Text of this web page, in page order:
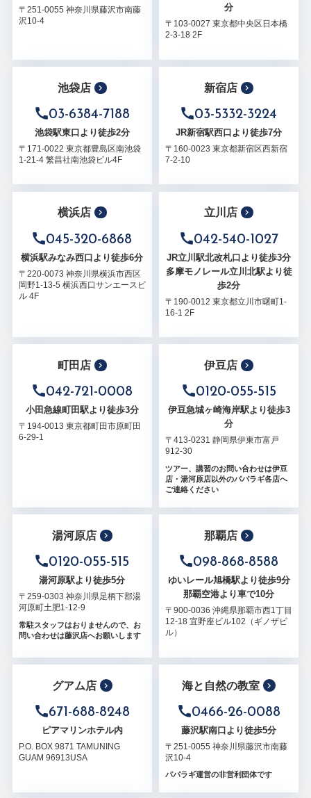
〒251-0055 神奈川県藤沢市南藤
沢10-4
分
〒103-0027 東京都中央区日本橋
2-3-18 2F
池袋店
03-6384-7188
池袋駅東口より徒歩2分
〒171-0022 東京都豊島区南池袋
1-21-4 繁昌社南池袋ビル4F
新宿店
03-5332-3224
JR新宿駅西口より徒歩7分
〒160-0023 東京都新宿区西新宿
7-2-10
横浜店
045-320-6868
横浜駅みなみ西口より徒歩6分
〒220-0073 神奈川県横浜市西区
岡野1-13-5 横浜西口サンエースビ
ル 4F
立川店
042-540-1027
JR立川駅北改札口より徒歩3分
多摩モノレール立川北駅より徒
歩2分
〒190-0012 東京都立川市曙町1-
16-1 2F
町田店
042-721-0008
小田急線町田駅より徒歩3分
〒194-0013 東京都町田市原町田
6-29-1
伊豆店
0120-055-515
伊豆急城ヶ崎海岸駅より徒歩3
分
〒413-0231 静岡県伊東市富戸
912-30
ツアー、講習のお問い合わせは伊豆
店・湯河原店以外のパパラギ各店へ
ご連絡ください
湯河原店
0120-055-515
湯河原駅より徒歩5分
〒259-0303 神奈川県足柄下郡湯
河原町土肥1-12-9
常駐スタッフはおりませんので、お
問い合わせは藤沢店へお願いします
那覇店
098-868-8588
ゆいレール旭橋駅より徒歩9分
那覇空港より車で10分
〒900-0036 沖縄県那覇市西1丁目
12-18 宜野座ビル102（ギノザビ
ル）
グアム店
671-688-8248
ピアマリンホテル内
P.O. BOX 9871 TAMUNING
GUAM 96913USA
海と自然の教室
0466-26-0088
藤沢駅南口より徒歩5分
〒251-0055 神奈川県藤沢市南藤
沢10-4
パパラギ運営の非営利団体です